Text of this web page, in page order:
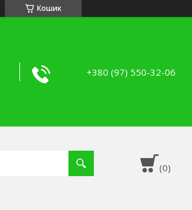
Кошик
+380 (97) 550-32-06